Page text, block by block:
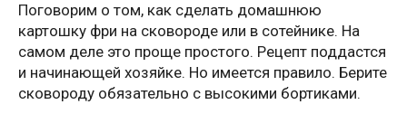
Поговорим о том, как сделать домашнюю
картошку фри на сковороде или в сотейнике. На
самом деле это проще простого. Рецепт поддастся
и начинающей хозяйке. Но имеется правило. Берите
сковороду обязательно с высокими бортиками.